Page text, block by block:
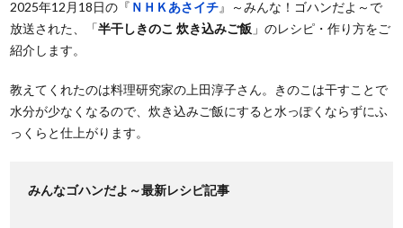
2025年12月18日の『 ＮＨＫあさイチ』～みんな！ゴハンだよ～で
放送された、「半干しきのこ 炊き込みご飯 」のレシピ・作り方をご
紹介します。
教えてくれたのは料理研究家の上田淳子さん。きのこは干すことで
水分が少なくなるので、炊き込みご飯にすると水っぽくならずにふ
っくらと仕上がります。
みんなゴハンだよ～最新レシピ記事